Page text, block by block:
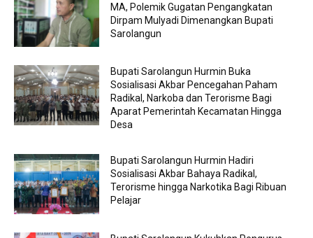
MA, Polemik Gugatan Pengangkatan
Dirpam Mulyadi Dimenangkan Bupati
Sarolangun
Bupati Sarolangun Hurmin Buka
Sosialisasi Akbar Pencegahan Paham
Radikal, Narkoba dan Terorisme Bagi
Aparat Pemerintah Kecamatan Hingga
Desa
Bupati Sarolangun Hurmin Hadiri
Sosialisasi Akbar Bahaya Radikal,
Terorisme hingga Narkotika Bagi Ribuan
Pelajar